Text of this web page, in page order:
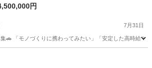
ID：119377＞
円
7月31日
🚗 「モノづくりに携わってみたい」「安定した高時給